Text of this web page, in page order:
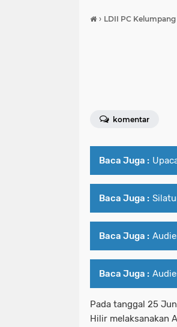
› LDII PC
komentar
Baca Juga :
Baca Juga :
Baca Juga :
Baca Juga :
Pada tanggal 25
Hilir melaksanakan